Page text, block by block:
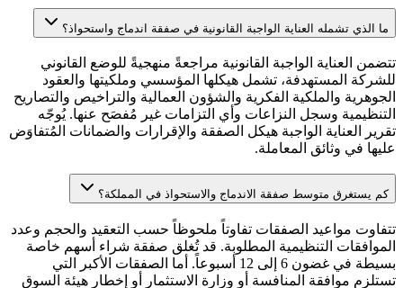
ما الذي تشمله العناية الواجبة القانونية في صفقة اندماج واستحواذ؟
تتضمن العناية الواجبة القانونية مراجعةً منهجيةً للوضع القانوني
للشركة المستهدفة، تشمل هيكلها المؤسسي وملكيتها والعقود
الجوهرية والملكية الفكرية والشؤون العمالية والتراخيص والتصاريح
التنظيمية وسجل النزاعات وأي التزامات غير مُفصَح عنها. يُوجّه
تقرير العناية الواجبة هيكل الصفقة والإقرارات والضمانات المُتفاوَض
عليها في وثائق المعاملة.
كم يستغرق متوسط صفقة الاندماج والاستحواذ في المملكة؟
تتفاوت مواعيد الصفقات تفاوتاً ملحوظاً حسب التعقيد والحجم وعدد
الموافقات التنظيمية المطلوبة. قد تُغلق صفقة شراء أسهم خاصة
بسيطة في غضون 6 إلى 12 أسبوعاً. أما الصفقات الأكبر التي
تستلزم موافقة المنافسة أو وزارة الاستثمار أو إخطار هيئة السوق